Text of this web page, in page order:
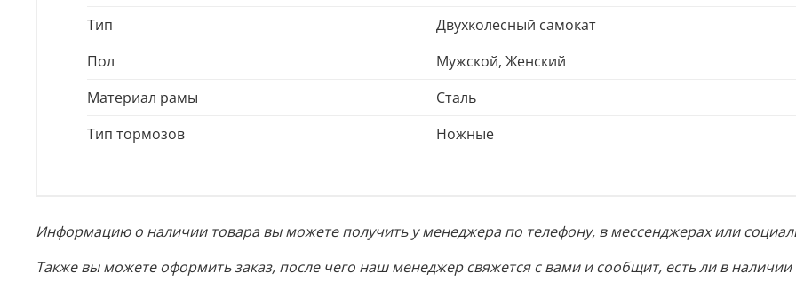
Тип
Двухколесный самокат
Пол
Мужской, Женский
Материал рамы
Сталь
Тип тормозов
Ножные
Информацию о наличии товара вы можете получить у менеджера по телефону, в мессенджерах или
Также вы можете оформить заказ, после чего наш менеджер свяжется с вами и сообщит, есть ли в